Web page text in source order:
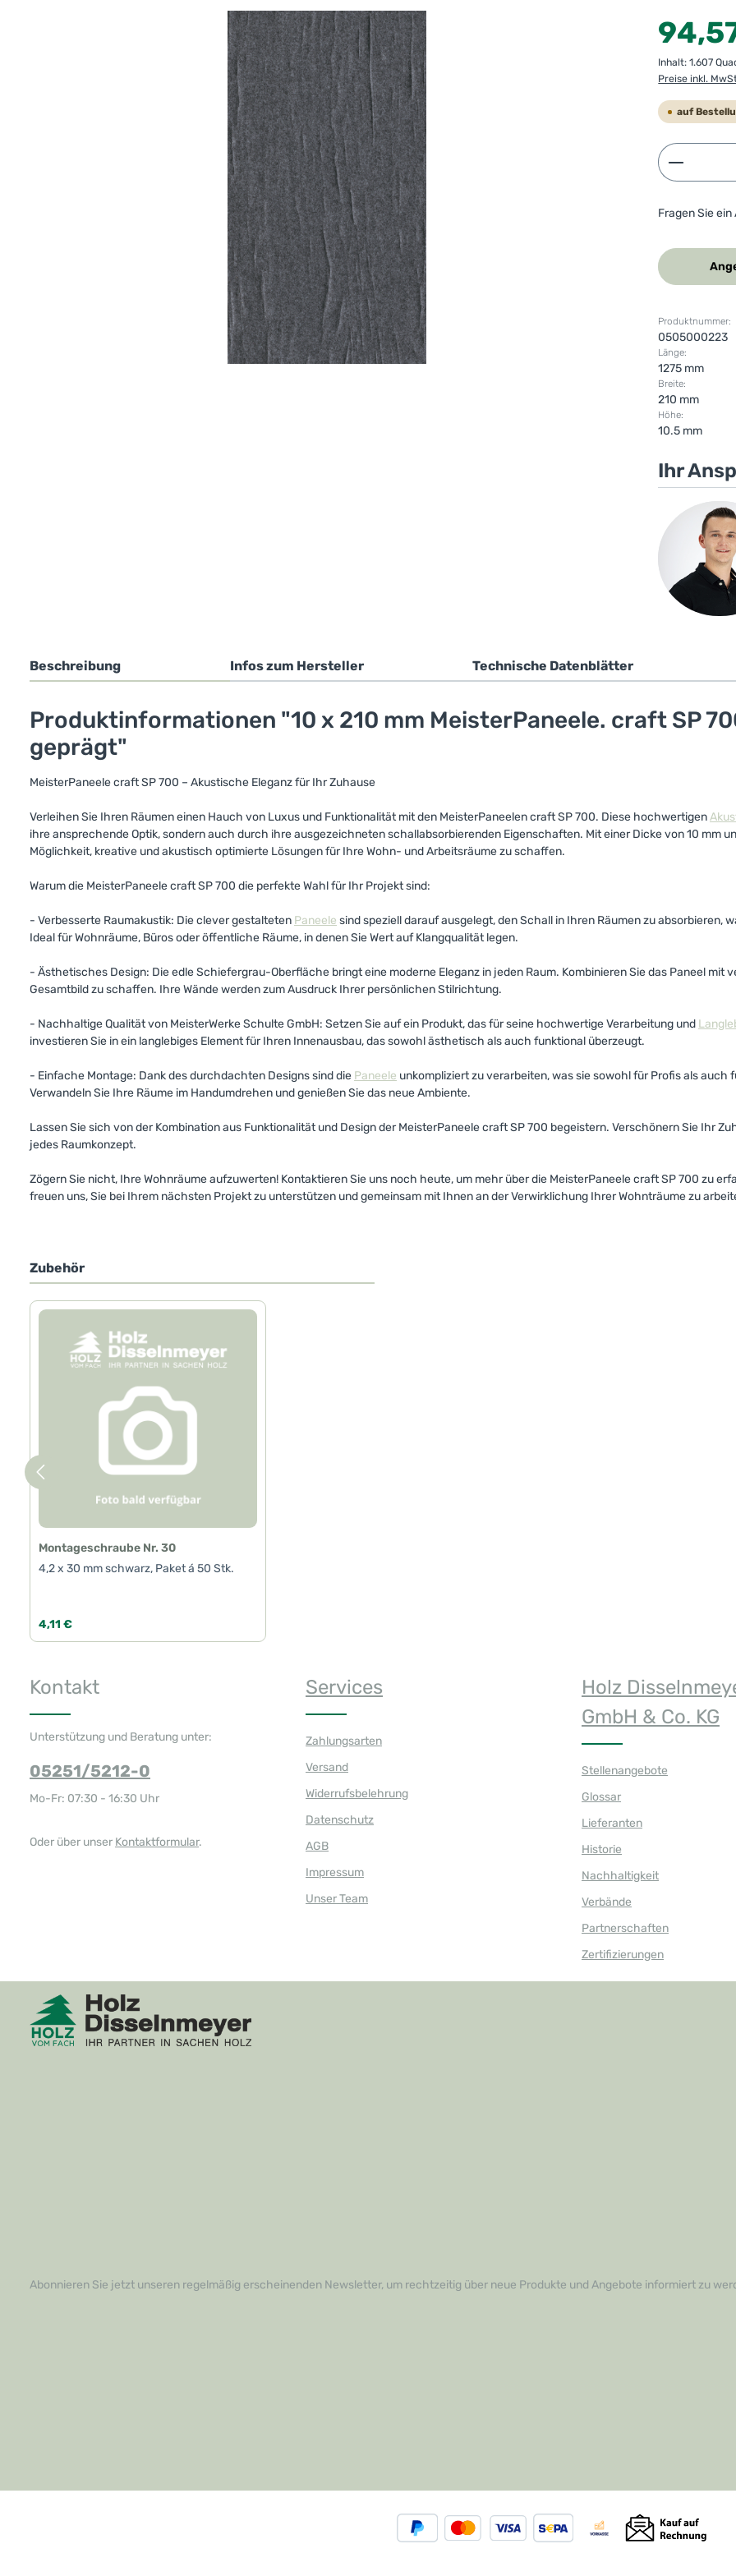
Regulärer
Inhalt:1.607
Preise inkl.
auf
Produkt
Fragen Sie
Produktnummer:
0505000223
Länge:
1275 mm
Breite:
210 mm
Höhe:
10.5 mm
Ihr
Beschreibung Infos zum Hersteller Technische Datenblätter
Produktinformationen "10 x 210 mm MeisterPaneele. craft SP
geprägt"
MeisterPaneele craft SP 700 – Akustische Eleganz für Ihr Zuhause
Verleihen Sie Ihren Räumen einen Hauch von Luxus und Funktionalität mit den MeisterPaneelen craft SP 700. Diese hochwertigen
ihre ansprechende Optik, sondern auch durch ihre ausgezeichneten schallabsorbierenden Eigenschaften. Mit einer Dicke von 10 mm
Möglichkeit, kreative und akustisch optimierte Lösungen für Ihre Wohn- und Arbeitsräume zu schaffen.
Warum die MeisterPaneele craft SP 700 die perfekte Wahl für Ihr Projekt sind:
- Verbesserte Raumakustik: Die clever gestalteten Paneele sind speziell darauf ausgelegt, den Schall in Ihren Räumen zu
Ideal für Wohnräume, Büros oder öffentliche Räume, in denen Sie Wert auf Klangqualität legen.
- Ästhetisches Design: Die edle Schiefergrau-Oberfläche bringt eine moderne Eleganz in jeden Raum. Kombinieren Sie das Paneel mit
Gesamtbild zu schaffen. Ihre Wände werden zum Ausdruck Ihrer persönlichen Stilrichtung.
- Nachhaltige Qualität von MeisterWerke Schulte GmbH: Setzen Sie auf ein Produkt, das für seine hochwertige Verarbeitung und
investieren Sie in ein langlebiges Element für Ihren Innenausbau, das sowohl ästhetisch als auch funktional überzeugt.
- Einfache Montage: Dank des durchdachten Designs sind die Paneele unkompliziert zu verarbeiten, was sie sowohl für Profis als
Verwandeln Sie Ihre Räume im Handumdrehen und genießen Sie das neue Ambiente.
Lassen Sie sich von der Kombination aus Funktionalität und Design der MeisterPaneele craft SP 700 begeistern. Verschönern Sie Ihr
jedes Raumkonzept.
Zögern Sie nicht, Ihre Wohnräume aufzuwerten! Kontaktieren Sie uns noch heute, um mehr über die MeisterPaneele craft SP 700 zu
freuen uns, Sie bei Ihrem nächsten Projekt zu unterstützen und gemeinsam mit Ihnen an der Verwirklichung Ihrer Wohnträume zu
Zubehör
Produktgalerie überspringen
Montageschraube Nr. 30
4,2 x 30 mm schwarz, Paket á 50 Stk.
Regulärer Preis:
4,11 €
Kontakt
Unterstützung und Beratung unter:
05251/5212-0
Mo-Fr: 07:30 - 16:30 Uhr
Oder über unser Kontaktformular.
Services
Zahlungsarten
Versand
Widerrufsbelehrung
Datenschutz
AGB
Impressum
Unser Team
Holz
GmbH & Co. KG
Stellenangebote
Glossar
Lieferanten
Historie
Nachhaltigkeit
Verbände
Partnerschaften
Zertifizierungen
Abonnieren Sie jetzt unseren regelmäßig erscheinenden Newsletter, um rechtzeitig über neue Produkte und Angebote informiert zu